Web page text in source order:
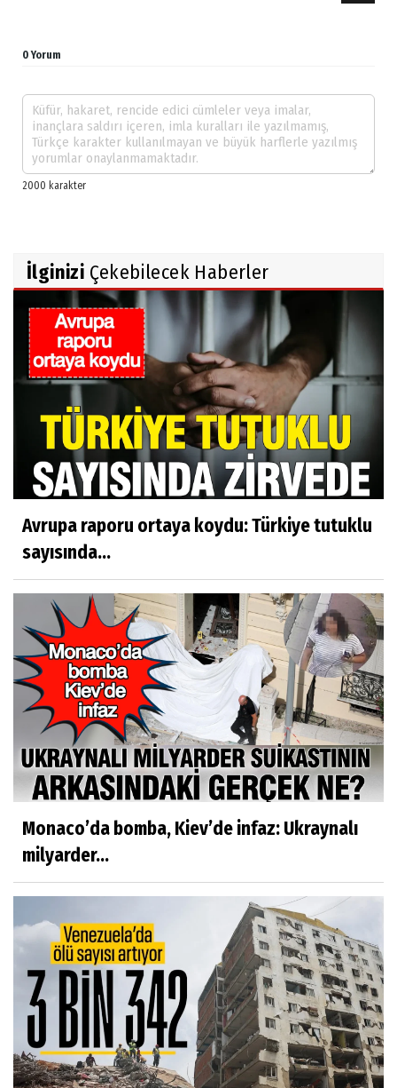
0 Yorum
İlginizi Çekebilecek Haberler
Avrupa raporu ortaya koydu: Türkiye tutuklu
sayısında...
Monaco’da bomba, Kiev’de infaz: Ukraynalı
milyarder...